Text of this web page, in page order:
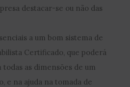
destacar-se ou não das
a um bom sistema de
Certificado, que poderá
as dimensões de um
e na ajuda na tomada de